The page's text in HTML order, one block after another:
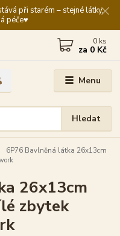
při starém – stejné látky,
péče♥️
Menu
Hledat
0 ks
za 0 Kč
6P76 Bavlněná látka 26x13cm
26x13cm
zbytek